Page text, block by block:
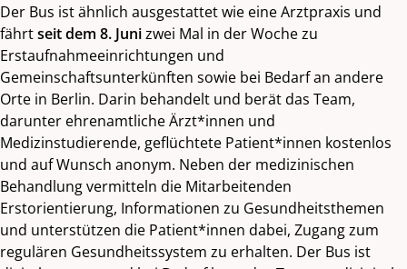
Der Bus ist ähnlich ausgestattet wie eine Arztpraxis und
fährtseit dem 8. Junizwei Mal in der Woche zu
Erstaufnahmeeinrichtungen und
Gemeinschaftsunterkünften sowie bei Bedarf an andere
Orte in Berlin. Darin behandelt und berät das Team,
darunter ehrenamtliche Ärzt*innen und
Medizinstudierende, geflüchtete Patient*innen kostenlos
und auf Wunsch anonym. Neben der medizinischen
Behandlung vermitteln die Mitarbeitenden
Erstorientierung, Informationen zu Gesundheitsthemen
und unterstützen die Patient*innen dabei, Zugang zum
regulären Gesundheitssystem zu erhalten. Der Bus ist